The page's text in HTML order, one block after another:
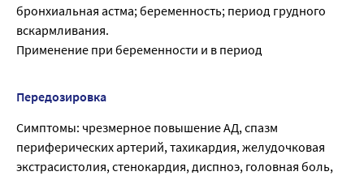
бронхиальная астма; беременность; период грудного
вскармливания.
Применение при беременности и в период
Передозировка
Симптомы: чрезмерное повышение АД, спазм
периферических артерий, тахикардия, желудочковая
экстрасистолия, стенокардия, диспноэ, головная боль,